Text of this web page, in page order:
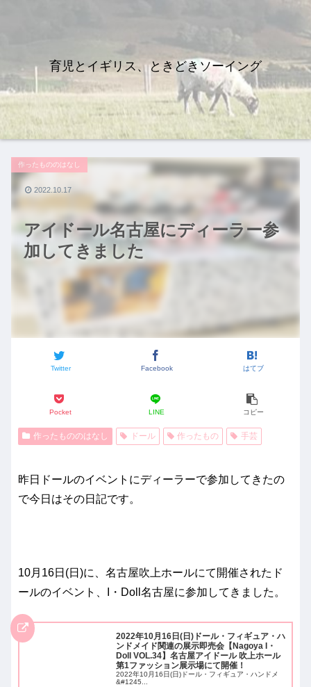
育児とイギリス、ときどきソーイング
アイドール名古屋にディーラー参
加してきました
作ったもののはなし
Twitter Facebook はてブ
Pocket LINE コピー
2022.10.17
作ったもののはなし ドール 作ったもの 手芸
昨日ドールのイベントにディーラーで参加してきたの
で今日はその日記です。
10月16日(日)に、名古屋吹上ホールにて開催されたド
ールのイベント、I・Doll名古屋に参加してきました。
2022年10月16日(日)ドール・フィギュア・ハ
ンドメイド関連の展示即売会【Nagoya I・
Doll VOL.34】名古屋アイドール 吹上ホール
第1ファッション展示場にて開催！
2022年10月16日(日)ドール・フィギュア・ハンドメ
&#1245...